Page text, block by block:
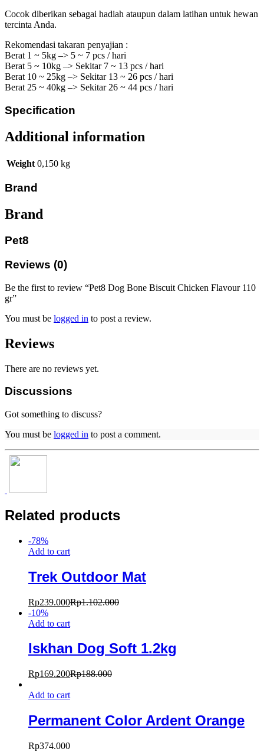
Cocok diberikan sebagai hadiah ataupun dalam latihan untuk hewan
tercinta Anda.
Rekomendasi takaran penyajian :
Berat 1 ~ 5kg –> 5 ~ 7 pcs / hari
Berat 5 ~ 10kg –> Sekitar 7 ~ 13 pcs / hari
Berat 10 ~ 25kg –> Sekitar 13 ~ 26 pcs / hari
Berat 25 ~ 40kg –> Sekitar 26 ~ 44 pcs / hari
Specification
Additional information
Weight 0,150 kg
Brand
Brand
Pet8
Reviews (0)
Be the first to review “Pet8 Dog Bone Biscuit Chicken Flavour 110
gr”
You must be logged in to post a review.
Reviews
There are no reviews yet.
Discussions
Got something to discuss?
You must be logged in to post a comment.
Related products
-78%
Add to cart
Trek Outdoor Mat
Rp239.000Rp1.102.000
-10%
Add to cart
Iskhan Dog Soft 1.2kg
Rp169.200Rp188.000
Add to cart
Permanent Color Ardent Orange
Rp374.000